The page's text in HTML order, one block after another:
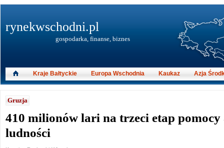
Gruzja
410 milionów lari na trzeci etap
ludności
rynekwschodni.pl
gospodarka, finanse, biznes
Kraje Bałtyckie Europa Wschodnia Kaukaz Azja